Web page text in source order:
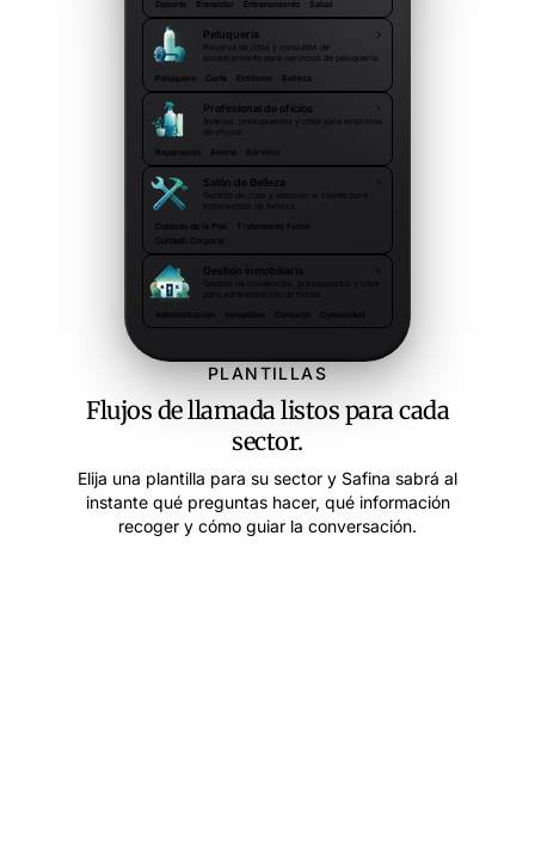
Deporte Bienestar Entrenamiento Salud
Peluquería
Reserva de citas y consultas de
asesoramiento para servicios de peluquería.
Peluquero
Corte Estilismo Belleza
Profesional de oficios
Averías, presupuestos y citas para empresas
de oficios.
Reparación
Avería Servicio
Salón de Belleza
Gestión de citas y atención al cliente para
tratamientos de belleza.
Cuidado de la Piel
Tratamiento Facial
Cuidado Corporal
Gestión inmobiliaria
Gestión de incidencias, presupuestos y citas
para administración de fincas.
Administración
Inmuebles Conserje Comunidad
PLANTILLAS
Flujos de llamada listos para cada
sector.
Elija una plantilla para su sector y Safina sabrá al
instante qué preguntas hacer, qué información
recoger y cómo guiar la conversación.